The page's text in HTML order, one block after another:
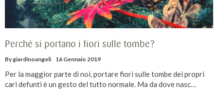
Perché si portano i fiori sulle tombe?
By giardinoangeli 16 Gennaio 2019
Per la maggior parte di noi, portare fiori sulle tombe dei propri
cari defunti è un gesto del tutto normale. Ma da dove nasc…